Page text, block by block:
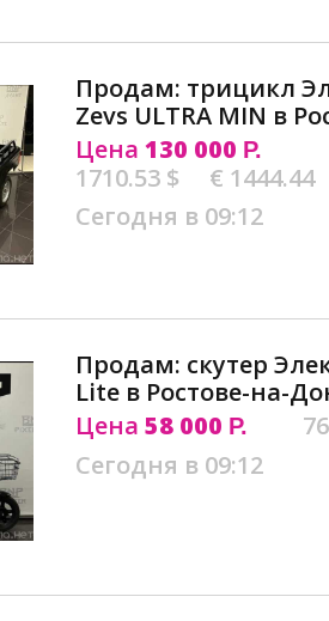
Продам: трицикл
Zevs ULTRA MIN в
Цена 130 000 Р.
1710.53 $
€ 1444.44
Сегодня в 09:12
Продам: скутер
Lite в Ростове-на-
Цена 58 000 Р.
Сегодня в 09:12